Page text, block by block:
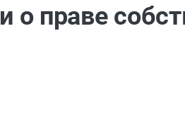
ГПХ-отношений #кадровику
о праве